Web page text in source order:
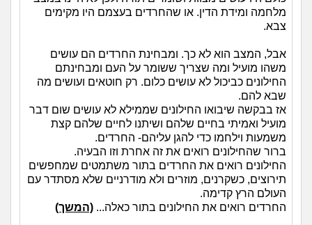
מלחמה ומידת הדין. או שהחרדים בעצמם היו מקימים
צבא.
אבל, המצב הוא לא כך. ומבחינת החרדים הם עושים
משהו מועיל ומה שצריך ששומר על העם ומבחינתם
החילונים כביכול לא עושים כלום. רק חוטאים ועושים מה
שבא להם.
אז בבקשה שיבואו החילונים שממילא לא עושים שום דבר
מועיל ואמיתי בחיים שלהם ושיתנו לחיים שלהם קצת
משמעות וילחמו כדי להגן עליהם- החרדים.
ברור שהחילונים רואים את זה אחרת וזו הבעיה.
החילונים רואים את החרדים בתור משתמטים שמחפשים
תירוצים, כשקרנים, מוזרים ולא מודרניים שלא מסתדר עם
העולם הרץ קדימה.
החרדים רואים את החילונים בתור כאלה... (המשך)